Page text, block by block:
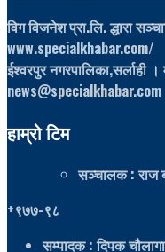
विग विजनेश प्रा.लि. द्धारा
www.specialkhabar.com/
ईश्‍वरपुर नगरपालिका,सर्लाही
news@specialkhabar.com
हाम्रो टिम
सञ्चालक: राज
+९७७-९८
सम्पादक: दिपक